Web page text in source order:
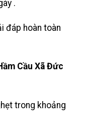
.
đáp hoàn toàn
Cầu Xã Đức
trong khoảng